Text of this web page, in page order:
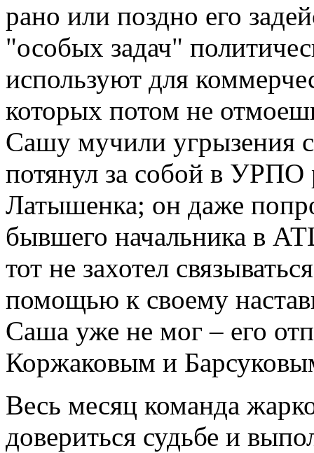
рано или поздно его
"особых задач"
используют для
которых потом не
Сашу мучили угрызения
потянул за собой в
Латышенка; он даже
бывшего начальника в
тот не захотел
помощью к своему
Саша уже не мог – его
Коржаковым и
Весь месяц команда
довериться судьбе и